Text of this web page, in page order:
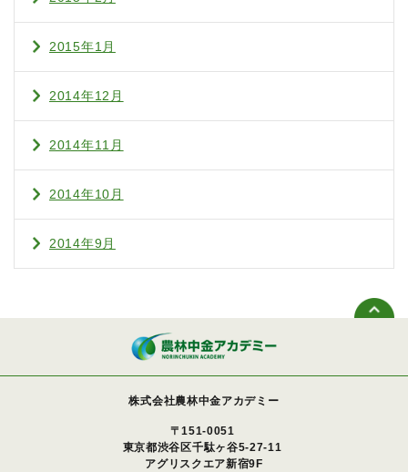
2015年1月
2014年12月
2014年11月
2014年10月
2014年9月
株式会社農林中金アカデミー
〒151-0051
東京都渋谷区千駄ヶ谷5-27-11
アグリスクエア新宿9F